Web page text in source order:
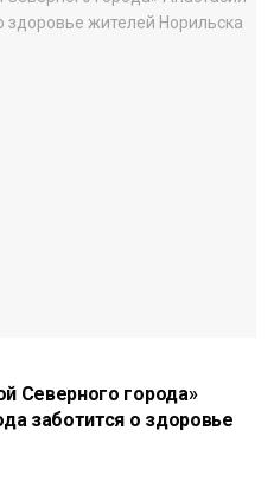
Северного города»
заботится о здоровье